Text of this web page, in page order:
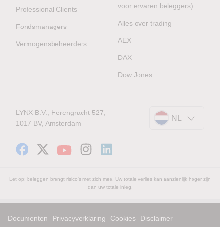
Professional Clients
Fondsmanagers
Vermogensbeheerders
voor ervaren beleggers)
Alles over trading
AEX
DAX
Dow Jones
LYNX B.V., Herengracht 527,
1017 BV, Amsterdam
NL
Let op: beleggen brengt risico's met zich mee. Uw totale verlies kan aanzienlijk hoger zijn
dan uw totale inleg.
Documenten Privacyverklaring Cookies
Disclaimer